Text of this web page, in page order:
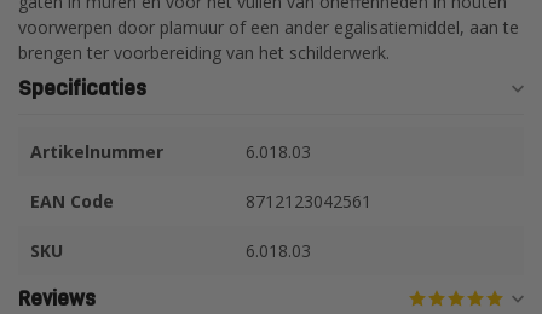
voorwerpen door plamuur of een ander egalisatiemiddel, aan te
brengen ter voorbereiding van het schilderwerk.
Specificaties
Artikelnummer 6.018.03
EAN Code 8712123042561
SKU 6.018.03
Reviews